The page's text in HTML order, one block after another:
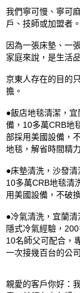
我們寧可慢、寧可
戶、技師或加盟者。
因為一張床墊、一
家庭來說，是生活
京東人存在的目的
擔。
●飯店地毯清潔，
備，10多萬CRB地
部採用美國設備，
地毯，解省時間精
●床墊清洗，沙發
10多萬CRB地毯清
用美國設備，不破
●冷氣清洗，宜蘭
隱式冷氣經驗，
10名師父可配合，
一次接幾百台的公
親愛的客戶你好：